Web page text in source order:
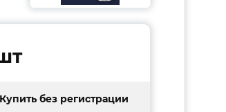
Купить без регистрации